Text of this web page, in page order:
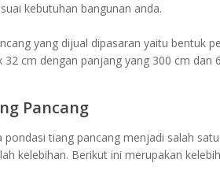
kebutuhan bangunan anda.
yang dijual dipasaran yaitu bentuk
cm dengan panjang yang 300 cm dan
Pancang
tiang pancang menjadi salah
kelebihan. Berikut ini merupakan